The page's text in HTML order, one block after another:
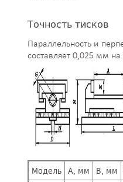
Точность тисков
Параллельность и
составляет 0,025 мм
Модель A, мм B, мм